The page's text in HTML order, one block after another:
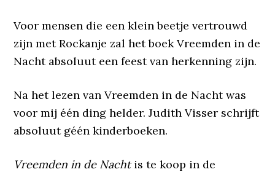
Voor mensen die een klein beetje vertrouwd
zijn met Rockanje zal het boek Vreemden in de
Nacht absoluut een feest van herkenning zijn.
Na het lezen van Vreemden in de Nacht was
voor mij één ding helder. Judith Visser schrijft
absoluut géén kinderboeken.
Vreemden in de Nachtis te koop in de